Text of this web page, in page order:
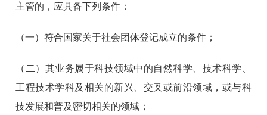
主管的，应具备下列条件：
（一）符合国家关于社会团体登记成立的条件；
（二）其业务属于科技领域中的自然科学、技术科学、
工程技术学科及相关的新兴、交叉或前沿领域，或与科
技发展和普及密切相关的领域；